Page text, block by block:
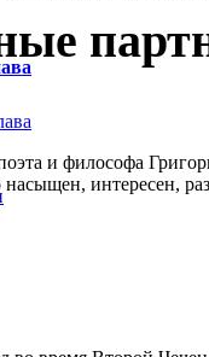
и философа
интересен,